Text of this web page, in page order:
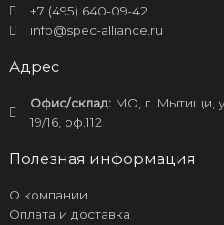
+7 (495) 640-09-42
info@spec-alliance.ru
Адрес
Офис/склад:МО, г. Мытищи,
19/16, оф.112
Полезная информация
О компании
Оплата и доставка